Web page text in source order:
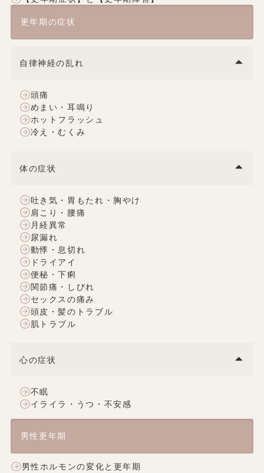
更年期の症状
自律神経の乱れ
頭痛
めまい・耳鳴り
ホットフラッシュ
冷え・むくみ
体の症状
吐き気・胃もたれ・胸やけ
肩こり・腰痛
月経異常
尿漏れ
動悸・息切れ
ドライアイ
便秘・下痢
関節痛・しびれ
セックスの痛み
頭皮・髪のトラブル
肌トラブル
心の症状
不眠
イライラ・うつ・不安感
男性更年期
男性ホルモンの変化と更年期